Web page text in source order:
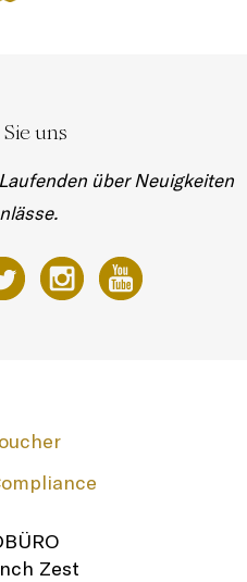
uns
über Neuigkeiten
Zest